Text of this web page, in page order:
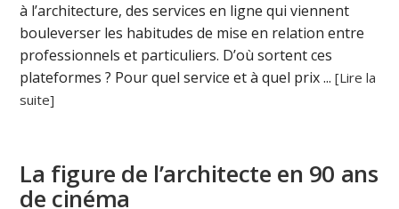
à l’architecture, des services en ligne qui viennent
bouleverser les habitudes de mise en relation entre
professionnels et particuliers. D’où sortent ces
plateformes ? Pour quel service et à quel prix ...[Lire la
suite]
La figure de l’architecte en 90 ans
de cinéma